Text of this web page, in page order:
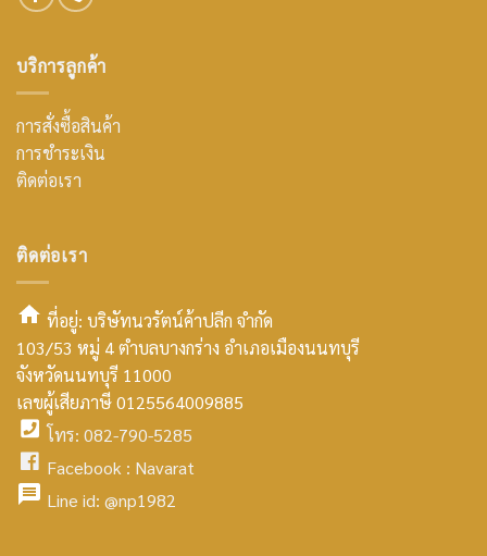
บริการลูกค้า
การสั่งซื้อสินค้า
การชำระเงิน
ติดต่อเรา
ติดต่อเรา
smt2
home
icon
ที่อยู่: บริษัทนวรัตน์ค้าปลีก จำกัด
103/53 หมู่ 4 ตำบลบางกร่าง อำเภอเมืองนนทบุรี
จังหวัดนนทบุรี 11000
เลขผู้เสียภาษี 0125564009885
facebook
icon
โทร: 082-790-5285
facebook
Facebook : Navarat
Line id: @np1982